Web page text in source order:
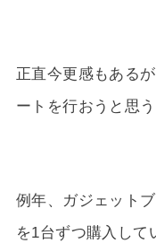
正直今更感もある
ートを行おうと思う
例年、ガジェット
を1台ずつ購入して